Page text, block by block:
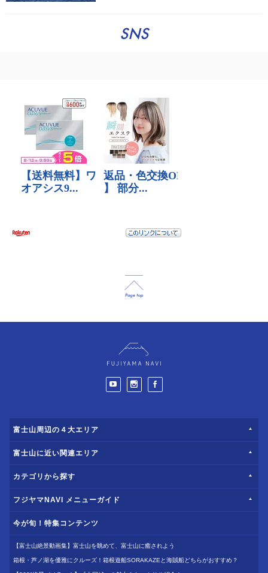
SNS
富士山周辺の４大エリア
富士山に近い関連エリア
カテゴリから探す
フジヤマNAVI メニューガイド
今が旬！特集コンテンツ
【富士山絶景動画集】富士山を眺めて、富士山に癒されよう
箱根・芦ノ湖を優雅にクルーズ！箱根遊船SORAKAZEと海賊船どちらがおすすめ？